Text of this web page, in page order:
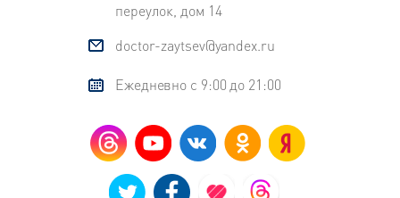
переулок, дом 14
doctor-zaytsev@yandex.ru
Ежедневно с 9:00 до 21:00